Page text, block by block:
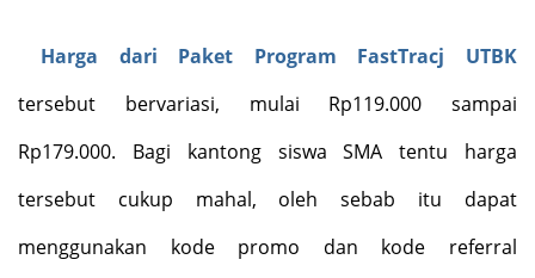
Harga dari Paket Program FastTracj UTBK
tersebut bervariasi, mulai Rp119.000 sampai
Rp179.000. Bagi kantong siswa SMA tentu harga
tersebut cukup mahal, oleh sebab itu dapat
menggunakan kode promo dan kode referral